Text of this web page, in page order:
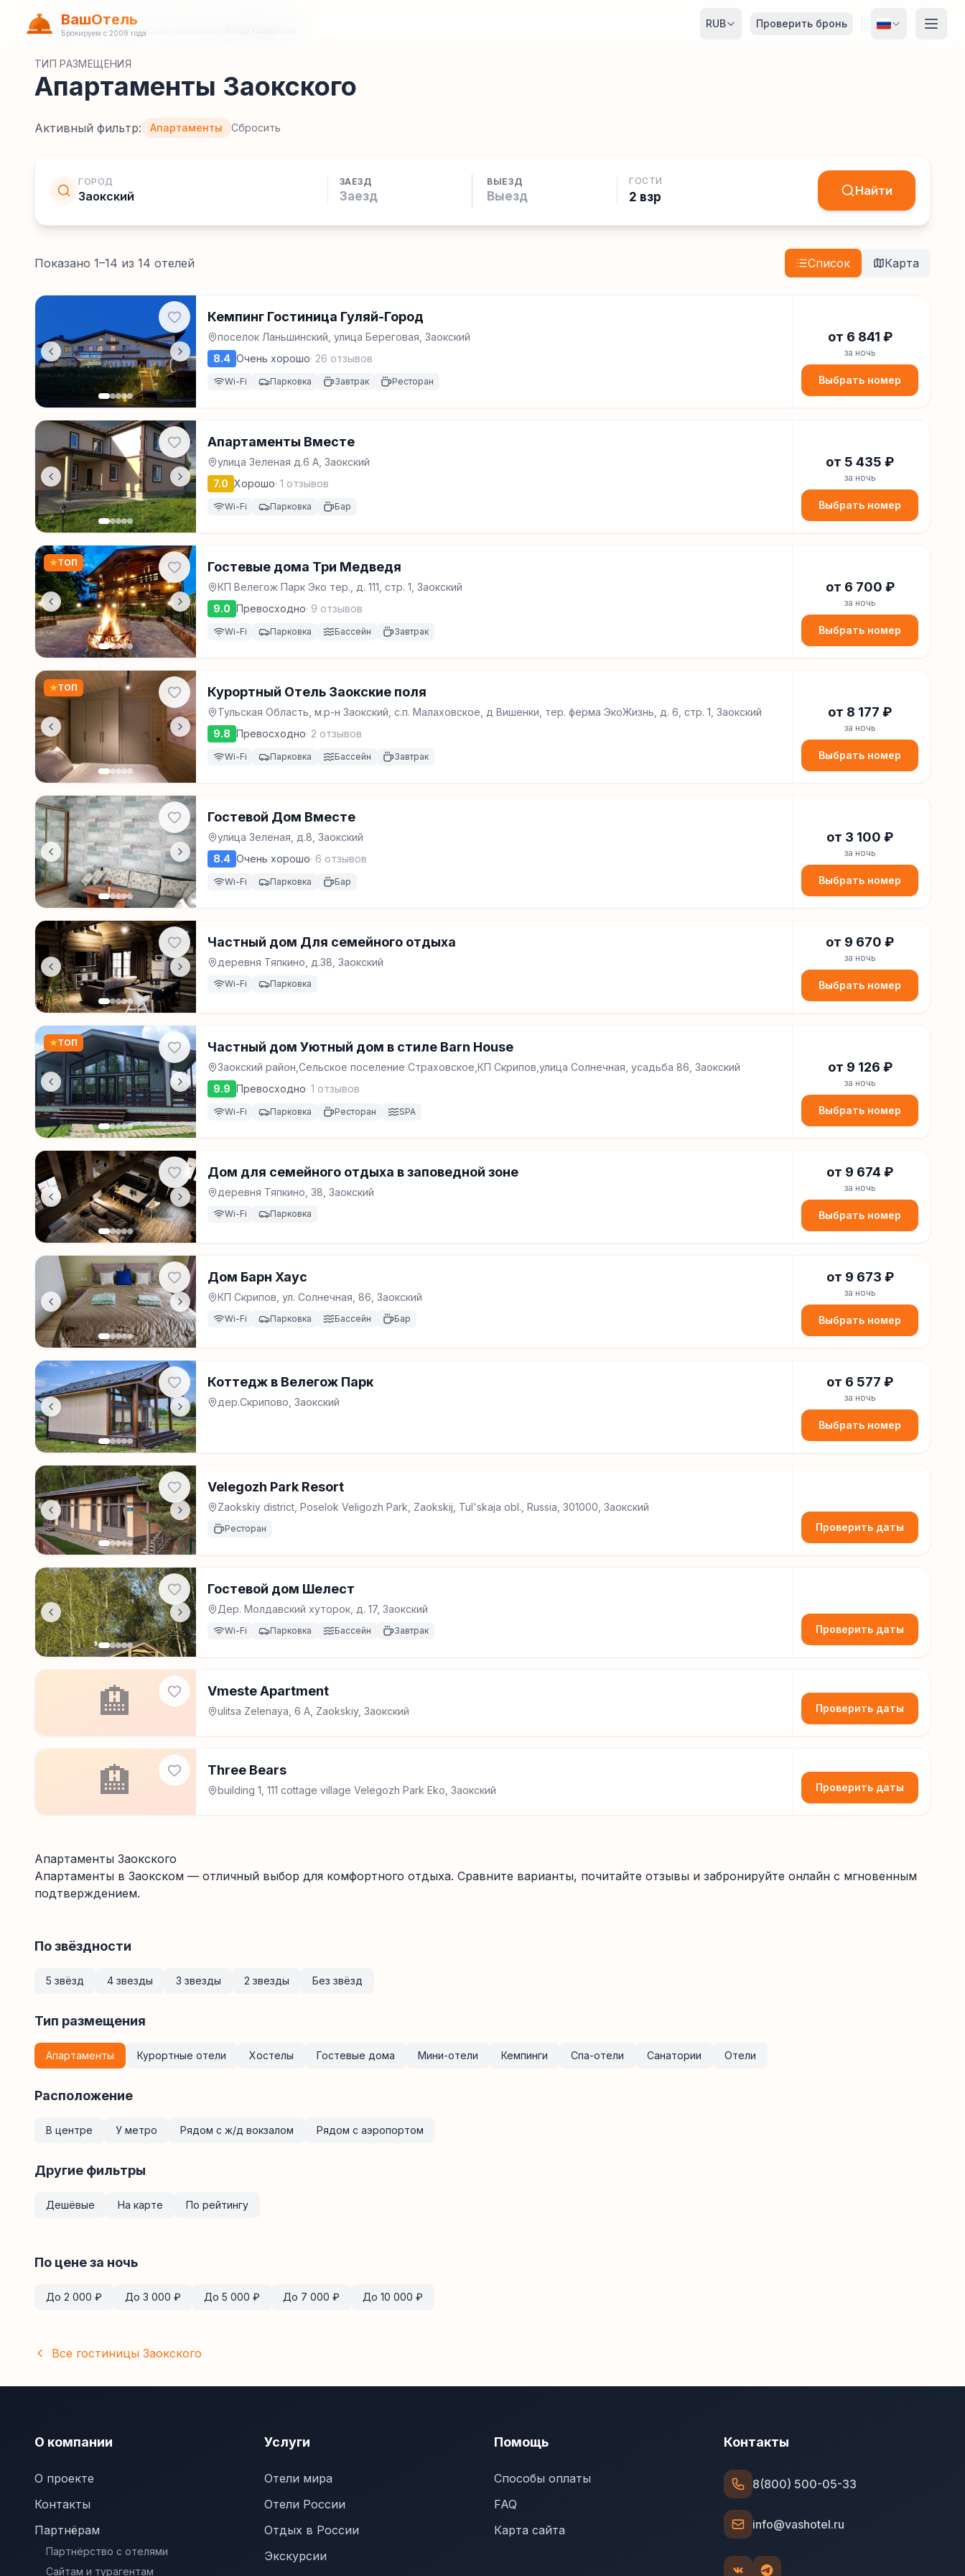
ВашОтель
Бронируем с 2009 года
RUB Проверить бронь
Главная/Гостиницы/Россия
ТИП РАЗМЕЩЕНИЯ
Апартаменты Заокского
Активный фильтр: Апартаменты Сбросить
ГОРОД
Заокский
ЗАЕЗД ВЫЕЗД ГОСТИ
2 взр Найти
Показано 1–14 из 14 отелей Список Карта
Кемпинг Гостиница Гуляй-Город
поселок Ланьшинский, улица Береговая, Заокский
8.4 Очень хорошо· 26 отзывов
Wi-Fi Парковка Завтрак Ресторан
от 6 841 ₽
за ночь
Выбрать номер
Апартаменты Вместе
улица Зеленая д.6 А, Заокский
7.0 Хорошо· 1 отзывов
Wi-Fi Парковка Бар
от 5 435 ₽
за ночь
Выбрать номер
★ТОП Гостевые дома Три Медведя
КП Велегож Парк Эко тер., д. 111, стр. 1, Заокский
9.0 Превосходно· 9 отзывов
Wi-Fi Парковка Бассейн Завтрак
от 6 700 ₽
за ночь
Выбрать номер
★ТОП Курортный Отель Заокские поля
Тульская Область, м.р-н Заокский, с.п. Малаховское, д Вишенки, тер. ферма ЭкоЖизнь, д. 6, стр. 1, Заокский
9.8 Превосходно· 2 отзывов
Wi-Fi Парковка Бассейн Завтрак
от 8 177 ₽
за ночь
Выбрать номер
Гостевой Дом Вместе
улица Зеленая, д.8, Заокский
8.4 Очень хорошо· 6 отзывов
Wi-Fi Парковка Бар
от 3 100 ₽
за ночь
Выбрать номер
Частный дом Для семейного отдыха
деревня Тяпкино, д.38, Заокский
Wi-Fi Парковка
от 9 670 ₽
за ночь
Выбрать номер
★ТОП Частный дом Уютный дом в стиле Barn House
Заокский район,Сельское поселение Страховское,КП Скрипов,улица Солнечная, усадьба 86, Заокский
9.9 Превосходно· 1 отзывов
Wi-Fi Парковка Ресторан SPA
от 9 126 ₽
за ночь
Выбрать номер
Дом для семейного отдыха в заповедной зоне
деревня Тяпкино, 38, Заокский
Wi-Fi Парковка
от 9 674 ₽
за ночь
Выбрать номер
Дом Барн Хаус
КП Скрипов, ул. Солнечная, 86, Заокский
Wi-Fi Парковка Бассейн Бар
от 9 673 ₽
за ночь
Выбрать номер
Коттедж в Велегож Парк
дер.Скрипово, Заокский
от 6 577 ₽
за ночь
Выбрать номер
Velegozh Park Resort
Zaokskiy district, Poselok Veligozh Park, Zaokskij, Tul'skaja obl., Russia, 301000, Заокский
Ресторан Проверить даты
Гостевой дом Шелест
Дер. Молдавский хуторок, д. 17, Заокский
Wi-Fi Парковка Бассейн Завтрак Проверить даты
🏨 Vmeste Apartment
ulitsa Zelenaya, 6 A, Zaokskiy, Заокский Проверить даты
🏨 Three Bears
building 1, 111 cottage village Velegozh Park Eko, Заокский Проверить даты
Апартаменты Заокского
Апартаменты в Заокском — отличный выбор для комфортного отдыха. Сравните варианты, почитайте отзывы и забронируйте онлайн с мгновенным
подтверждением.
По звёздности
5 звёзд 4 звезды 3 звезды 2 звезды Без звёзд
Тип размещения
Апартаменты Курортные отели Хостелы Гостевые дома Мини-отели Кемпинги Спа-отели Санатории Отели
Расположение
В центре У метро Рядом с ж/д вокзалом Рядом с аэропортом
Другие фильтры
Дешёвые На карте По рейтингу
По цене за ночь
До 2 000 ₽ До 3 000 ₽ До 5 000 ₽ До 7 000 ₽ До 10 000 ₽
Все гостиницы Заокского
О компании
О проекте
Контакты
Партнёрам
Партнёрство с отелями
Сайтам и турагентам
Услуги
Отели мира
Отели России
Отдых в России
Экскурсии
Помощь
Способы оплаты
FAQ
Карта сайта
Контакты
8(800) 500-05-33
info@vashotel.ru